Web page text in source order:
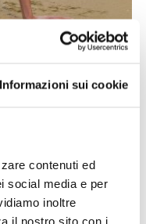
Informazioni sui cookie
contenuti ed
social media e per
inoltre
il nostro sito con i